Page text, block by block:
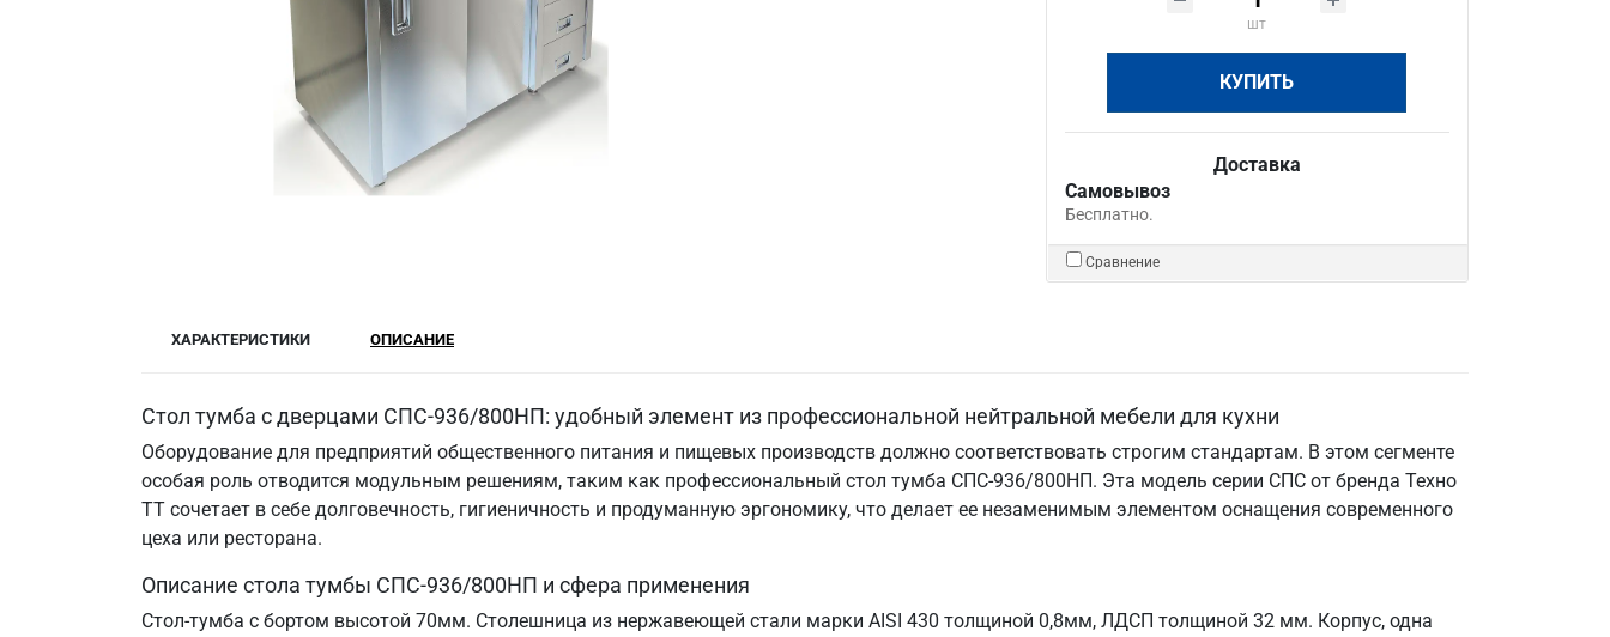
шт
КУПИТЬ
Доставка
Самовывоз
Бесплатно.
Сравнение
ХАРАКТЕРИСТИКИ ОПИСАНИЕ
Стол тумба с дверцами СПС-936/800НП: удобный элемент из профессиональной нейтральной мебели для кухни
Оборудование для предприятий общественного питания и пищевых производств должно соответствовать строгим стандартам. В этом сегменте
особая роль отводится модульным решениям, таким как профессиональный стол тумба СПС-936/800НП. Эта модель серии СПС от бренда Техно
ТТ сочетает в себе долговечность, гигиеничность и продуманную эргономику, что делает ее незаменимым элементом оснащения современного
цеха или ресторана.
Описание стола тумбы СПС-936/800НП и сфера применения
Стол-тумба с бортом высотой 70мм. Столешница из нержавеющей стали марки AISI 430 толщиной 0,8мм, ЛДСП толщиной 32 мм. Корпус, одна